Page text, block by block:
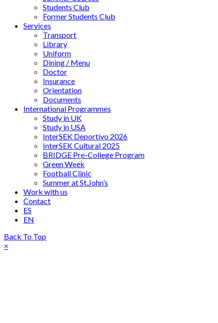
Students Club
Former Students Club
Services
Transport
Library
Uniform
Dining / Menu
Doctor
Insurance
Orientation
Documents
International Programmes
Study in UK
Study in USA
InterSEK Deportivo 2026
InterSEK Cultural 2025
BRIDGE Pre-College Program
Green Week
Football Clinic
Summer at St.John’s
Work with us
Contact
ES
EN
Back To Top
×